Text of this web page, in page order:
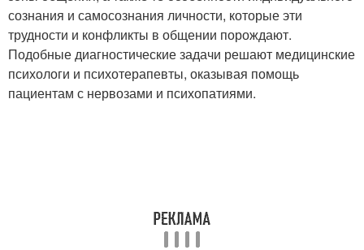
сознания и самосознания личности, которые эти
трудности и конфликты в общении порождают.
Подобные диагностические задачи решают медицинские
психологи и психотерапевты, оказывая помощь
пациентам с нервозами и психопатиями.